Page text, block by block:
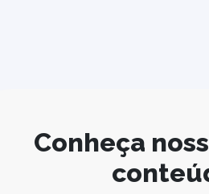
Conheça